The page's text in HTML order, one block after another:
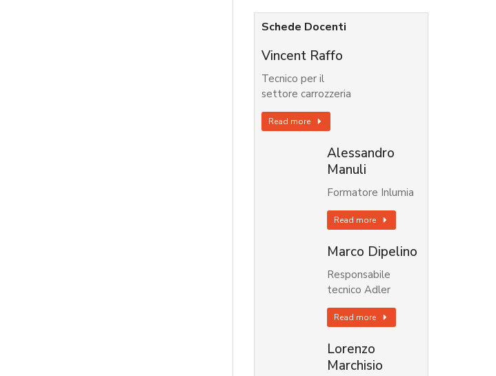
Schede Docenti
Vincent Raffo
Tecnico per il
settore carrozzeria
Read more
Alessandro
Manuli
Formatore Inlumia
Read more
Marco Dipelino
Responsabile
tecnico Adler
Read more
Lorenzo
Marchisio